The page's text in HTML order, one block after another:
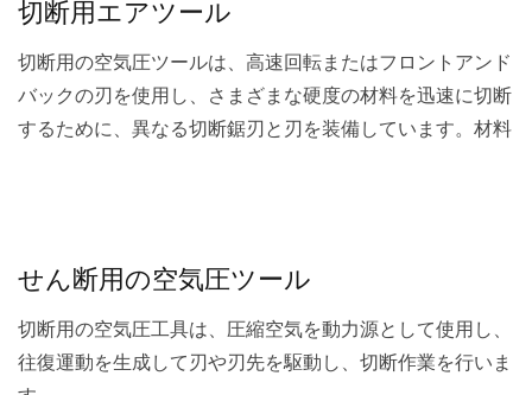
切断用エアツール
切断用の空気圧ツールは、高速回転またはフロントアンド
バックの刃を使用し、さまざまな硬度の材料を迅速に切断
するために、異なる切断鋸刃と刃を装備しています。材料
せん断用の空気圧ツール
切断用の空気圧工具は、圧縮空気を動力源として使用し、
往復運動を生成して刃や刃先を駆動し、切断作業を行いま